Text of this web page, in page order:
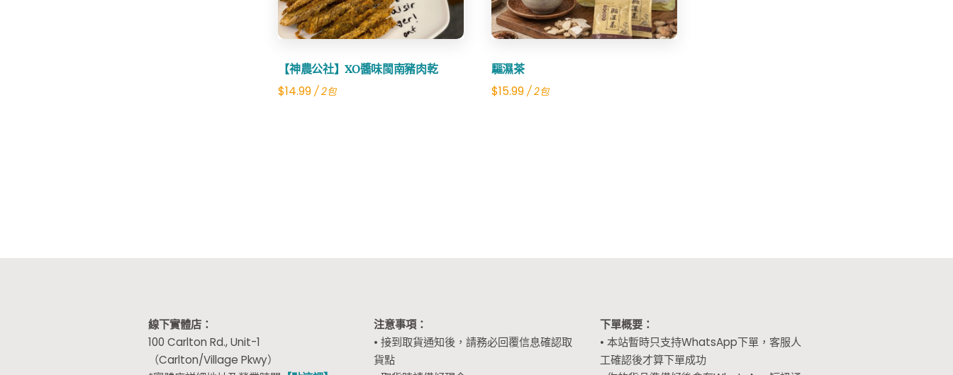
【神農公社】XO醬味閩南豬肉乾
$14.99 / 2包
驅濕茶
$15.99/ 2包
線下實體店：
100 Carlton Rd., Unit-1
（Carlton/Village Pkwy）
注意事項：
• 接到取貨通知後，請務必回覆信息確認取
貨點
下單概要：
• 本站暫時只支持WhatsApp下單，客服人
工確認後才算下單成功